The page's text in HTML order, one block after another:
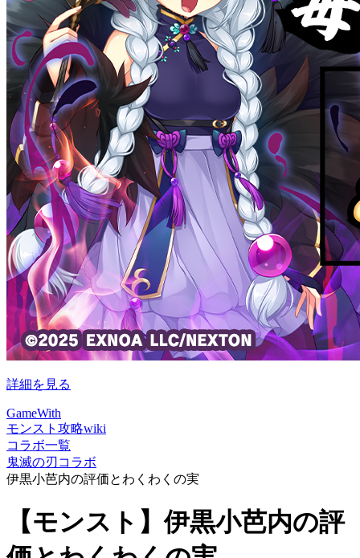
詳細を見る
GameWith
モンスト攻略wiki
コラボ一覧
鬼滅の刃コラボ
伊黒小芭内の評価とわくわくの実
【モンスト】伊黒小芭内の評